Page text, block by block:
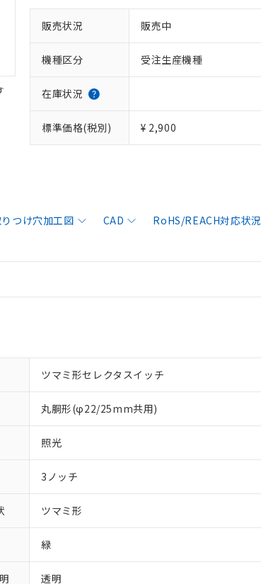
販売状況 販売中
機種区分 受注生産機種
在庫状況
標準価格(税別) ¥ 2,900
つけ穴加工図 CAD RoHS/REACH対応状況
ツマミ形セレクタスイッチ
丸胴形(φ22/25mm共用)
照光
3ノッチ
ツマミ形
緑
透明